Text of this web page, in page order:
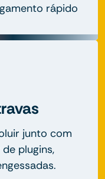
rápido
junto com
plugins,